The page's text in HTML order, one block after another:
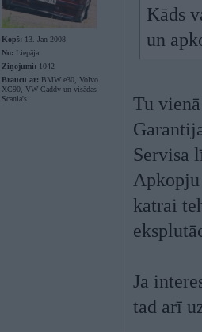
Kopš: 13. Jan 2008
No: Liepāja
Ziņojumi: 1042
Braucu ar: BMW e30, Volvo
XC90, VW Caddy un visādas
Scania's
Kāds
un
Tu
Servisa
katrai
Ja
tad arī